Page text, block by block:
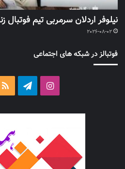
نیلوفر اردلان سرمربی تیم
2026-08-02
فوتبالز در شبکه های اجتماعی
اینستاگرامتلگرام